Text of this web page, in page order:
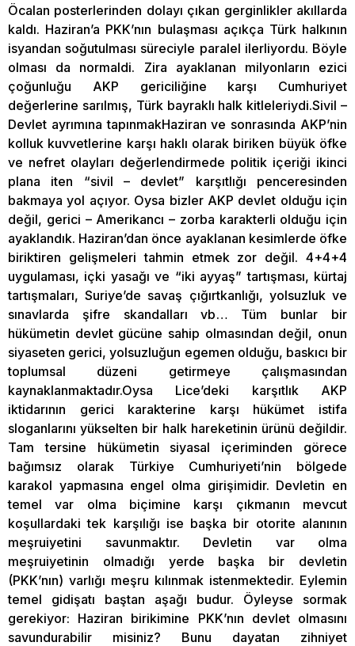
Öcalan posterlerinden dolayı çıkan gerginlikler akıllarda
kaldı. Haziran’a PKK’nın bulaşması açıkça Türk halkının
isyandan soğutulması süreciyle paralel ilerliyordu. Böyle
olması da normaldi. Zira ayaklanan milyonların ezici
çoğunluğu AKP gericiliğine karşı Cumhuriyet
değerlerine sarılmış, Türk bayraklı halk kitleleriydi.Sivil –
Devlet ayrımına tapınmakHaziran ve sonrasında AKP’nin
kolluk kuvvetlerine karşı haklı olarak biriken büyük öfke
ve nefret olayları değerlendirmede politik içeriği ikinci
plana iten “sivil – devlet” karşıtlığı penceresinden
bakmaya yol açıyor. Oysa bizler AKP devlet olduğu için
değil, gerici – Amerikancı – zorba karakterli olduğu için
ayaklandık. Haziran’dan önce ayaklanan kesimlerde öfke
biriktiren gelişmeleri tahmin etmek zor değil. 4+4+4
uygulaması, içki yasağı ve “iki ayyaş” tartışması, kürtaj
tartışmaları, Suriye’de savaş çığırtkanlığı, yolsuzluk ve
sınavlarda şifre skandalları vb… Tüm bunlar bir
hükümetin devlet gücüne sahip olmasından değil, onun
siyaseten gerici, yolsuzluğun egemen olduğu, baskıcı bir
toplumsal düzeni getirmeye çalışmasından
kaynaklanmaktadır.Oysa Lice’deki karşıtlık AKP
iktidarının gerici karakterine karşı hükümet istifa
sloganlarını yükselten bir halk hareketinin ürünü değildir.
Tam tersine hükümetin siyasal içeriminden görece
bağımsız olarak Türkiye Cumhuriyeti’nin bölgede
karakol yapmasına engel olma girişimidir. Devletin en
temel var olma biçimine karşı çıkmanın mevcut
koşullardaki tek karşılığı ise başka bir otorite alanının
meşruiyetini savunmaktır. Devletin var olma
meşruiyetinin olmadığı yerde başka bir devletin
(PKK’nın) varlığı meşru kılınmak istenmektedir. Eylemin
temel gidişatı baştan aşağı budur. Öyleyse sormak
gerekiyor: Haziran birikimine PKK’nın devlet olmasını
savundurabilir misiniz? Bunu dayatan zihniyet